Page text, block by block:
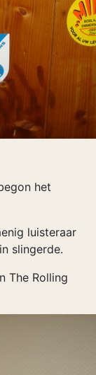
het
luisteraar
slingerde.
The Rolling